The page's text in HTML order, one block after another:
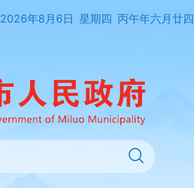
2026年8月6日 星期四 丙午年六月廿四